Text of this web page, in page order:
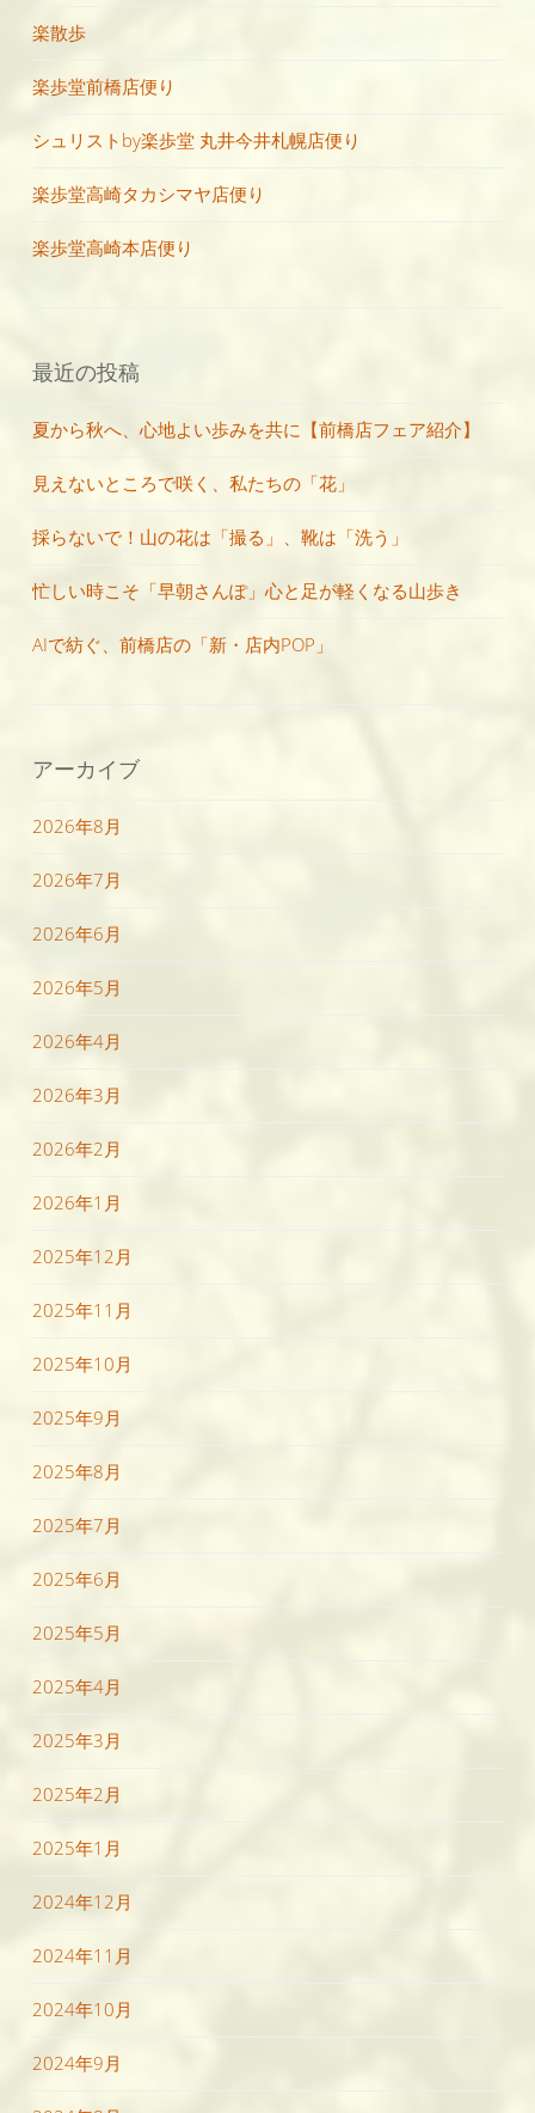
楽散歩
楽歩堂前橋店便り
シュリストby楽歩堂 丸井今井札幌店便り
楽歩堂高崎タカシマヤ店便り
楽歩堂高崎本店便り
最近の投稿
夏から秋へ、心地よい歩みを共に【前橋店フェア紹介】
見えないところで咲く、私たちの「花」
採らないで！山の花は「撮る」、靴は「洗う」
忙しい時こそ「早朝さんぽ」心と足が軽くなる山歩き
AIで紡ぐ、前橋店の「新・店内POP」
アーカイブ
2026年8月
2026年7月
2026年6月
2026年5月
2026年4月
2026年3月
2026年2月
2026年1月
2025年12月
2025年11月
2025年10月
2025年9月
2025年8月
2025年7月
2025年6月
2025年5月
2025年4月
2025年3月
2025年2月
2025年1月
2024年12月
2024年11月
2024年10月
2024年9月